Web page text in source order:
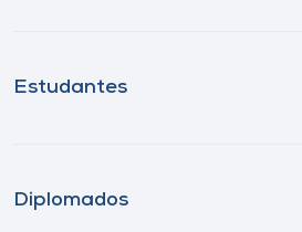
Estudantes
Diplomados